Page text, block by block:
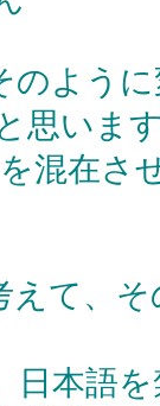
のよう
思いま
混在さ
えて、
日本語